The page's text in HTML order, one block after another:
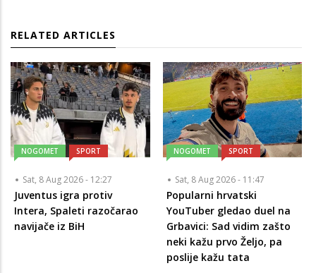
RELATED ARTICLES
NOGOMET SPORT
Sat, 8 Aug 2026 - 12:27
Juventus igra protiv
Intera, Spaleti razočarao
navijače iz BiH
NOGOMET SPORT
Sat, 8 Aug 2026 - 11:47
Popularni hrvatski
YouTuber gledao duel na
Grbavici: Sad vidim zašto
neki kažu prvo Željo, pa
poslije kažu tata